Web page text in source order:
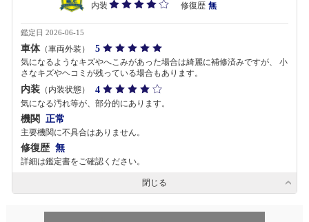
内装
修復歴 無
鑑定日 2026-06-15
車体（車両外装） 5
気になるようなキズやへこみがあった場合は綺麗に補修済みですが、 小
さなキズやヘコミが残っている場合もあります。
内装 （内装状態） 4
気になる汚れ等が、部分的にあります。
機関 正常
主要機関に不具合はありません。
修復歴 無
詳細は鑑定書をご確認ください。
閉じる